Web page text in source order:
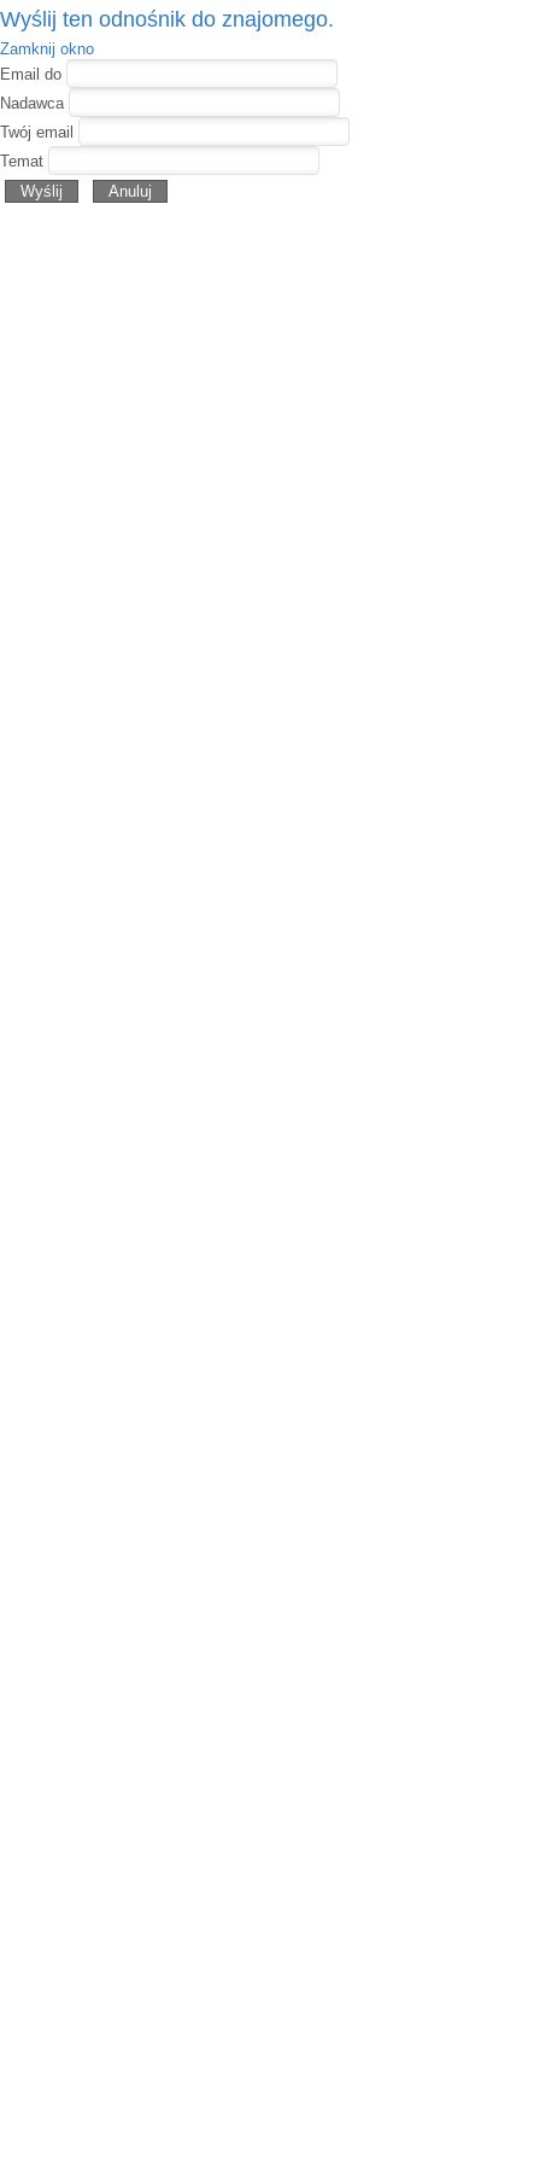
Wyślij ten odnośnik do znajomego.
Zamknij okno
Email do
Nadawca
Twój email
Temat
Wyślij
Anuluj